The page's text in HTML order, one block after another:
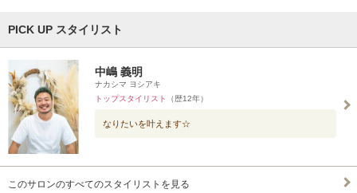
PICK UP スタイリスト
中嶋 義明
ナカシマ ヨシアキ
トップスタイリスト
（歴12年）
なりたいを叶えます☆
このサロンのすべてのスタイリストを見る